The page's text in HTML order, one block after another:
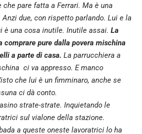
pare fatta a Ferrari. Ma è una
Anzi due, con rispetto parlando. Lui e la
è una cosa inutile. Inutile assai. La
comprare pure dalla povera mischina
a parte di casa. La parrucchiera a
ci va appresso. E manco
che lui è un fimminaro, anche se
ci dà conto.
strate-strate. Inquietando le
sul vialone della stazione.
a queste oneste lavoratrici lo ha